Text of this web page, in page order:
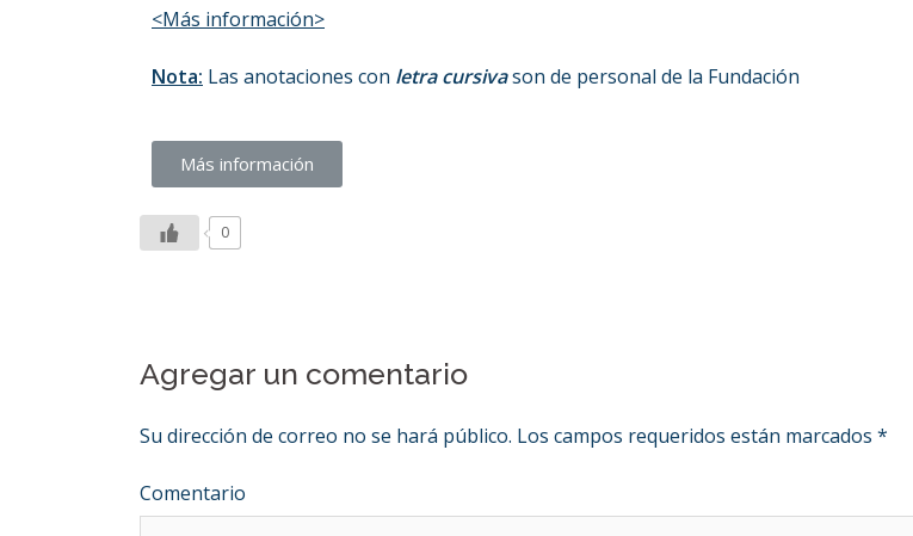
<Más información>
Nota: Las anotaciones con letra cursivason de personal de la Fundación
Más información
0
Agregar un comentario
Su dirección de correo no se hará público. Los campos requeridos están marcados *
Comentario